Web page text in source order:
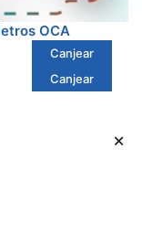
OCA
Canjear
Canjear